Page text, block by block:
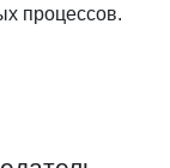
процессов.